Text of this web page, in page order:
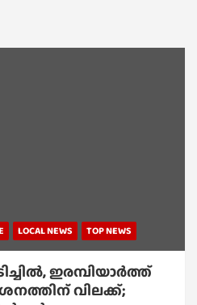
LOCAL NEWS TOP NEWS
ഇരമ്പിയാര്‍ത്ത്
വിലക്ക്;